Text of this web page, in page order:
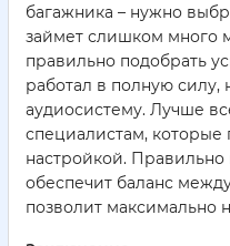
багажника – нужно
займет слишком много
правильно подобрать
работал в полную силу,
аудиосистему. Лучше
специалистам, которые
настройкой. Правильно
обеспечит баланс
позволит максимально